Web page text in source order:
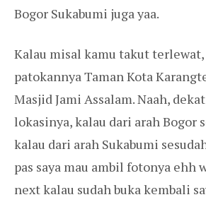
Bogor Sukabumi juga yaa.
Kalau misal kamu takut
patokannya Taman Kota
Masjid Jami Assalam. Naah,
lokasinya, kalau dari arah Bogor
kalau dari arah Sukabumi
pas saya mau ambil fotonya ehh
next kalau sudah buka kembali